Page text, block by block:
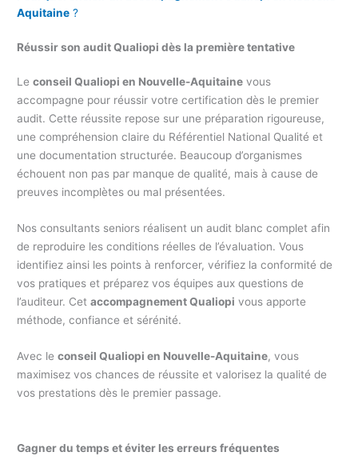
Aquitaine ?
Réussir son audit Qualiopi dès la première tentative
Leconseil Qualiopi en Nouvelle-Aquitaine vous
accompagne pour réussir votre certification dès le premier
audit. Cette réussite repose sur une préparation rigoureuse,
une compréhension claire du Référentiel National Qualité et
une documentation structurée. Beaucoup d’organismes
échouent non pas par manque de qualité, mais à cause de
preuves incomplètes ou mal présentées.
Nos consultants seniors réalisent un audit blanc complet afin
de reproduire les conditions réelles de l’évaluation. Vous
identifiez ainsi les points à renforcer, vérifiez la conformité de
vos pratiques et préparez vos équipes aux questions de
l’auditeur. Cetaccompagnement Qualiopi vous apporte
méthode, confiance et sérénité.
Avec leconseil Qualiopi en Nouvelle-Aquitaine, vous
maximisez vos chances de réussite et valorisez la qualité de
vos prestations dès le premier passage.
Gagner du temps et éviter les erreurs fréquentes